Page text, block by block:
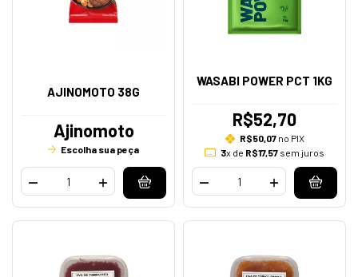
AJINOMOTO 38G
Ajinomoto
Escolha sua peça
WASABI POWER PCT 1KG
R$52,70
R$50,07no PIX
3x de R$17,57sem juros